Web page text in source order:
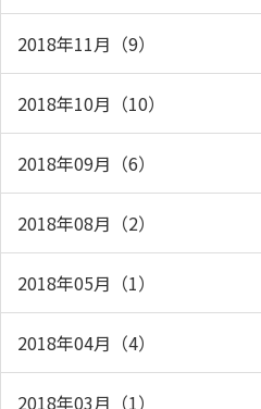
2018年11月（9）
2018年10月（10）
2018年09月（6）
2018年08月（2）
2018年05月（1）
2018年04月（4）
2018年03月（1）